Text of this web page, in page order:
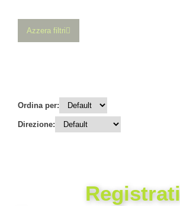
Azzera filtri
Ordina per:
Direzione:
Registrati